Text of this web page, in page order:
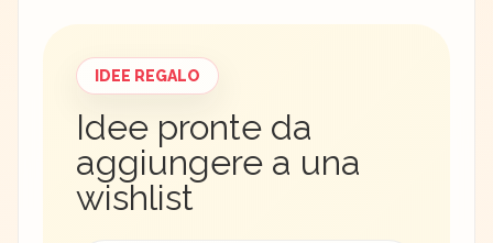
IDEE REGALO
Idee pronte da
aggiungere a una
wishlist